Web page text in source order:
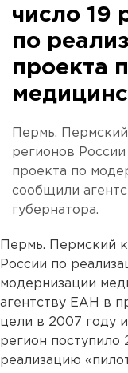
число 19
по
проекта
Пермь.
регионов
проекта по
сообщили
губернатора.
Пермь. Пермский
России по
модернизации
агентству ЕАН в
цели в 2007 году
регион поступило
реализацию